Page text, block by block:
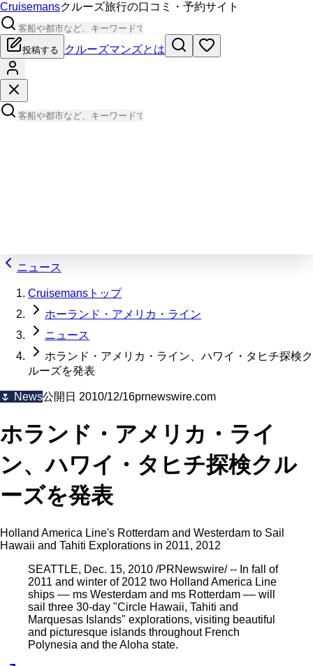
Cruisemansクルーズ旅行の口コミ・予約サイト
投稿する クルーズマンズとは
ニュース
Cruisemansトップ
ホーランド・アメリカ・ライン
ニュース
ホランド・アメリカ・ライン、ハワイ・タヒチ探検ク
ルーズを発表
🌷 News公開日 2010/12/16prnewswire.com
ホランド・アメリカ・ライ
ン、ハワイ・タヒチ探検クル
ーズを発表
Holland America Line's Rotterdam and Westerdam to Sail
Hawaii and Tahiti Explorations in 2011, 2012
SEATTLE, Dec. 15, 2010 /PRNewswire/ -- In fall of
2011 and winter of 2012 two Holland America Line
ships –– ms Westerdam and ms Rotterdam –– will
sail three 30-day "Circle Hawaii, Tahiti and
Marquesas Islands" explorations, visiting beautiful
and picturesque islands throughout French
Polynesia and the Aloha state.